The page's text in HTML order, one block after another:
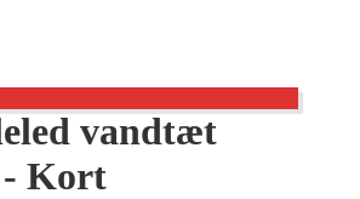
vandtæt
- Kort